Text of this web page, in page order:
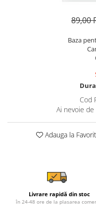
89,00
Baza
Cod
Ai nevoie de
Adauga la
Livrare rapidă din stoc
în 24-48 ore de la plasarea